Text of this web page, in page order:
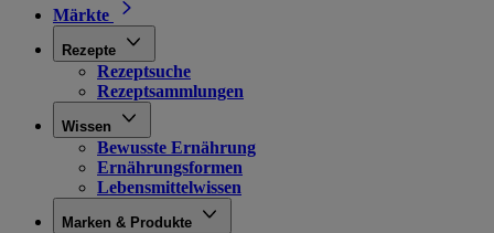
Märkte
Rezepte
Rezeptsuche
Rezeptsammlungen
Wissen
Bewusste Ernährung
Ernährungsformen
Lebensmittelwissen
Marken & Produkte